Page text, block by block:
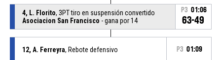
4, L. Florito, 3PT tiro en suspensión convertido
Asociacion San Francisco - gana por 14
P3 01:06
63-49
12, A. Ferreyra, Rebote defensivo P3 01:09